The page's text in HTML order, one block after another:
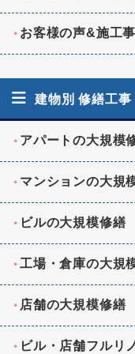
お客様の声&施工
建物別 修繕工事
アパートの大規模
マンションの大規
ビルの大規模修繕
工場・倉庫の大規
店舗の大規模修繕
ビル・店舗フルリ